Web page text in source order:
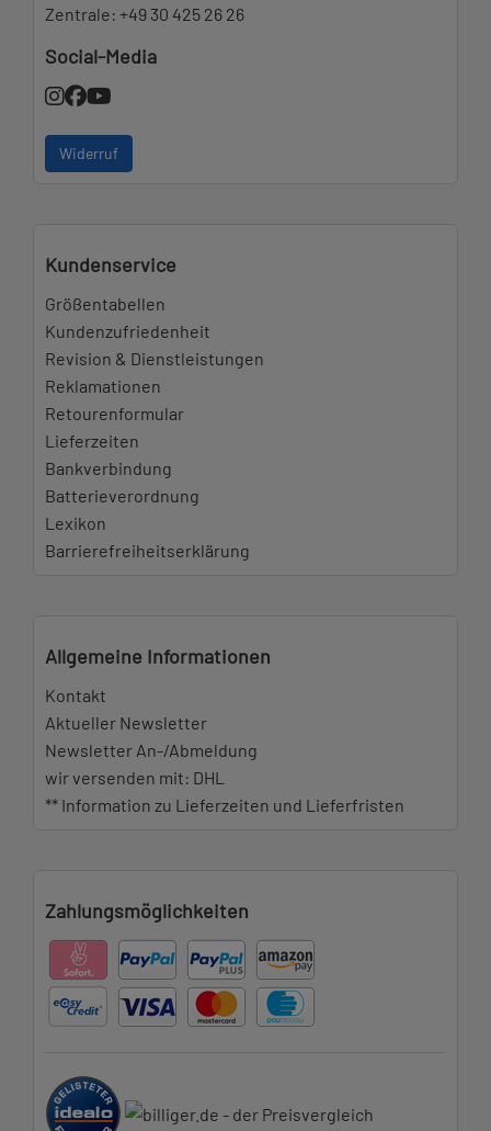
Zentrale: +49 30 425 26 26
Social-Media
Widerruf
Kundenservice
Größentabellen
Kundenzufriedenheit
Revision & Dienstleistungen
Reklamationen
Retourenformular
Lieferzeiten
Bankverbindung
Batterieverordnung
Lexikon
Barrierefreiheitserklärung
Allgemeine Informationen
Kontakt
Aktueller Newsletter
Newsletter An-/Abmeldung
wir versenden mit: DHL
** Information zu Lieferzeiten und Lieferfristen
Zahlungsmöglichkeiten